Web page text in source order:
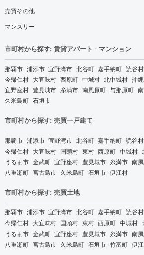
売買その他
マンスリー
市町村から探す: 賃貸アパート・マンション
那覇市 浦添市 宜野湾市 北谷町 嘉手納町 読谷村
今帰仁村 大宜味村 西原町 中城村 北中城村 沖
宜野座村 豊見城市 糸満市 南風原町 与那原町
久米島町 石垣市
市町村から探す: 売買一戸建て
那覇市 浦添市 宜野湾市 北谷町 嘉手納町 読谷村
今帰仁村 大宜味村 国頭村 東村 西原町 中城村
うるま市 金武町 宜野座村 豊見城市 糸満市 南
八重瀬町 宮古島市 久米島町 石垣市 伊江村
市町村から探す: 売買土地
那覇市 浦添市 宜野湾市 北谷町 嘉手納町 読谷村
今帰仁村 大宜味村 国頭村 東村 西原町 中城村
うるま市 金武町 宜野座村 豊見城市 糸満市 南
八重瀬町 宮古島市 久米島町 石垣市 竹富町 伊